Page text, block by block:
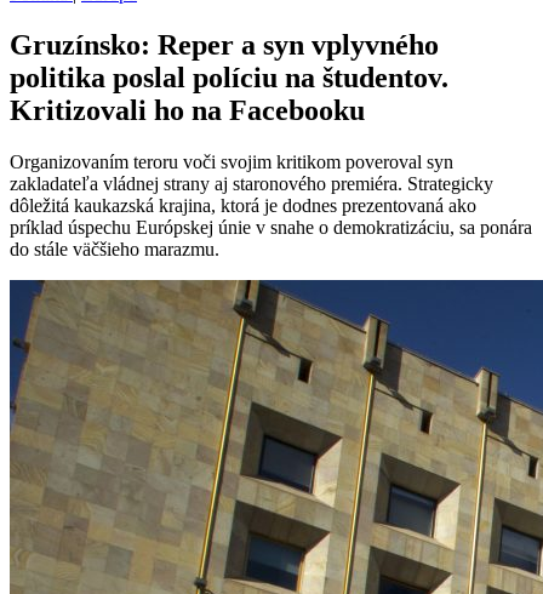
Gruzínsko: Reper a syn vplyvného
politika poslal políciu na študentov.
Kritizovali ho na Facebooku
Organizovaním teroru voči svojim kritikom poveroval syn
zakladateľa vládnej strany aj staronového premiéra. Strategicky
dôležitá kaukazská krajina, ktorá je dodnes prezentovaná ako
príklad úspechu Európskej únie v snahe o demokratizáciu, sa ponára
do stále väčšieho marazmu.